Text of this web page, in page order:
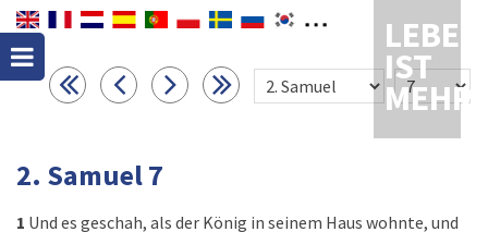
LEBEN
IST
MEHR
2. Samuel 7
1 Und es geschah, als der König in seinem Haus wohnte, und